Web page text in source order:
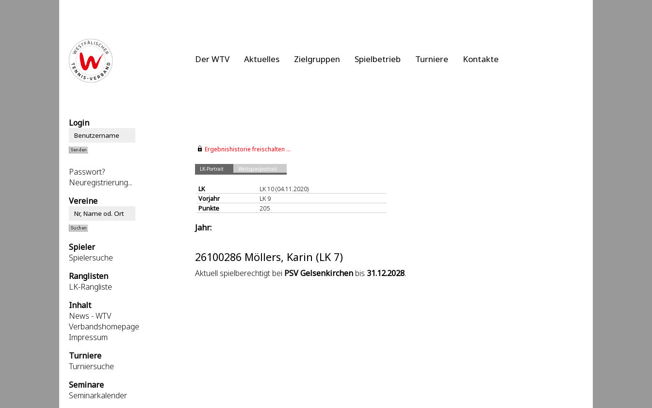
Der WTV Aktuelles Zielgruppen Spielbetrieb Turniere Kontakte
Login
Passwort?
Neuregistrierung...
Vereine
Spieler
Spielersuche
Ranglisten
LK-Rangliste
Inhalt
News - WTV
Verbandshomepage
Impressum
Turniere
Turniersuche
Seminare
Seminarkalender
Ergebnishistorie freischalten ...
LK-Portrait Wettspielportrait
LK
LK 10 (04.11.2020)
Vorjahr
LK 9
Punkte
205
Jahr:
26100286 Möllers, Karin (LK 7)
Aktuell spielberechtigt bei PSV Gelsenkirchen bis 31.12.2028.